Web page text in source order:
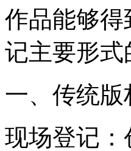
作品能够
记主要形式
一、传统
现场登记‌